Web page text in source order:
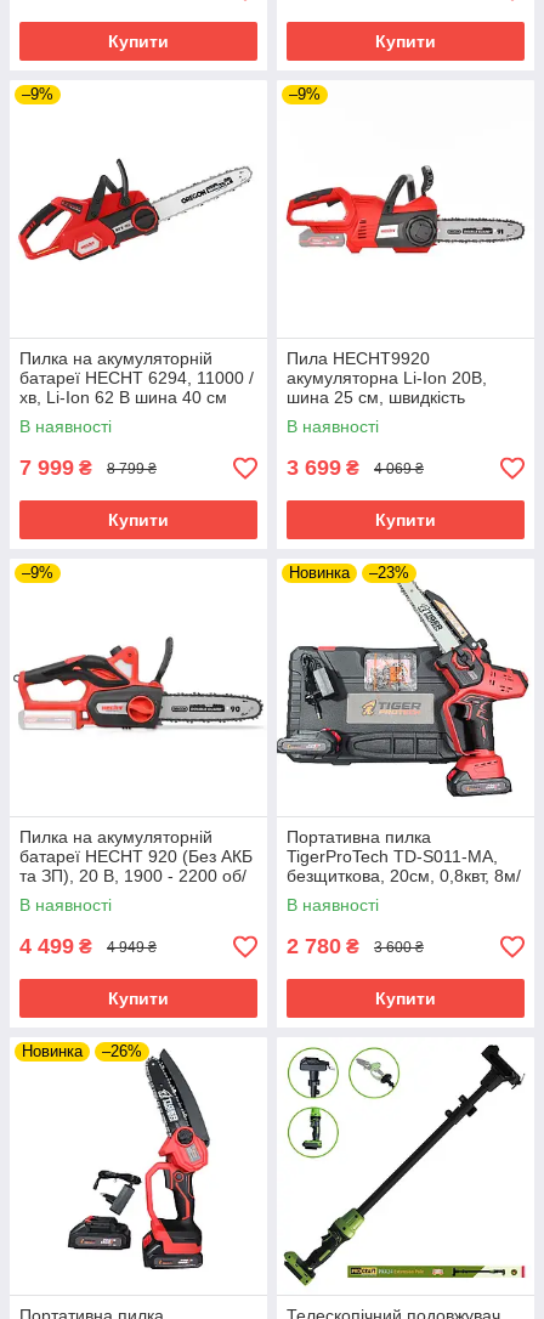
Купити Купити
–9%
Пилка на акумуляторній
батареї HECHT 6294, 11000 /
хв, Li-Ion 62 В шина 40 см
швидкість ланцюга 20 м/с без
АКБ та ЗП
В наявності
7 999 ₴ 8 799 ₴
Купити
–9%
Пила HECHT9920
акумуляторна Li-Ion 20В,
шина 25 см, швидкість
ланцюга 6 м/с, без АКБ та ЗП
В наявності
3 699 ₴ 4 069 ₴
Купити
–9%
Пилка на акумуляторній
батареї HECHT 920 (Без АКБ
та ЗП), 20 В, 1900 - 2200 об/
хв, шина 30,5 см/10", 0,375",
5,5 м/с²
В наявності
4 499 ₴ 4 949 ₴
Купити
Новинка –23%
Портативна пилка
TigerProTech TD-S011-MA,
безщиткова, 20см, 0,8квт, 8м/
с, дісплей, масляне
охолодженя, 2 акб,21В/2Аг,
В наявності
2 780 ₴ 3 600 ₴
Купити
Новинка –26%